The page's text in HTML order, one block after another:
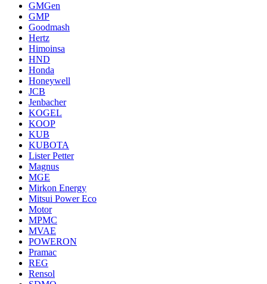
GMGen
GMP
Goodmash
Hertz
Himoinsa
HND
Honda
Honeywell
JCB
Jenbacher
KOGEL
KOOP
KUB
KUBOTA
Lister Petter
Magnus
MGE
Mirkon Energy
Mitsui Power Eco
Motor
MPMC
MVAE
POWERON
Pramac
REG
Rensol